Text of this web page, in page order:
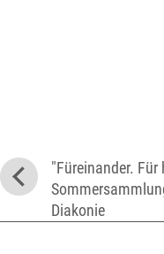
"Füreinander. Für
Diakonie